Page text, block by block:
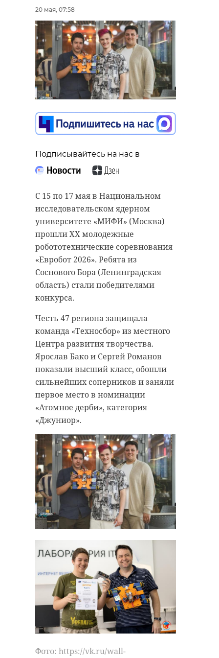
20 мая, 07:58
Подписывайтесь на нас в
С 15 по 17 мая в Национальном
исследовательском ядерном
университете «МИФИ» (Москва)
прошли XX молодежные
робототехнические соревнования
«Евробот 2026». Ребята из
Соснового Бора (Ленинградская
область) стали победителями
конкурса.
Честь 47 региона защищала
команда «Техносбор» из местного
Центра развития творчества.
Ярослав Бако и Сергей Романов
показали высший класс, обошли
сильнейших соперников и заняли
первое место в номинации
«Атомное дерби», категория
«Джуниор».
Фото: https://vk.ru/wall-